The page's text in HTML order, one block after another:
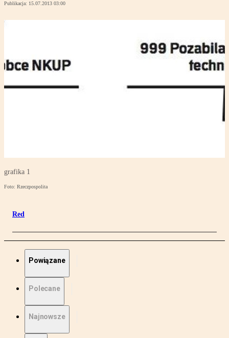
Publikacja: 15.07.2013 03:00
grafika 1
Foto: Rzeczpospolita
Red
Powiązane
Polecane
Najnowsze